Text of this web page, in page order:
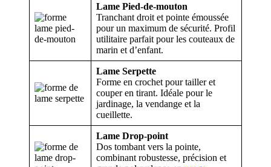
Lame Pied-de-mouton
Tranchant droit et pointe émoussée
pour un maximum de sécurité. Profil
utilitaire parfait pour les couteaux de
marin et d’enfant.
Lame Serpette
Forme en crochet pour tailler et
couper en tirant. Idéale pour le
jardinage, la vendange et la
cueillette.
Lame Drop-point
Dos tombant vers la pointe,
combinant robustesse, précision et